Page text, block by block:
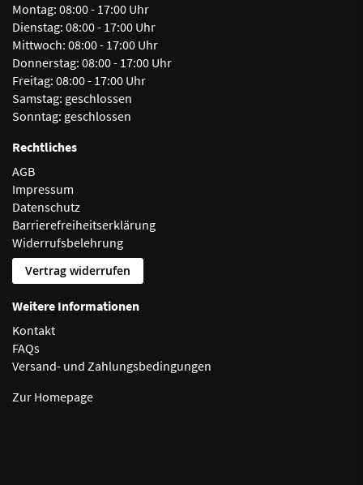
Montag: 08:00 - 17:00 Uhr
Dienstag: 08:00 - 17:00 Uhr
Mittwoch: 08:00 - 17:00 Uhr
Donnerstag: 08:00 - 17:00 Uhr
Freitag: 08:00 - 17:00 Uhr
Samstag: geschlossen
Sonntag: geschlossen
Rechtliches
AGB
Impressum
Datenschutz
Barrierefreiheitserklärung
Widerrufsbelehrung
Vertrag widerrufen
Weitere Informationen
Kontakt
FAQs
Versand- und Zahlungsbedingungen
Zur Homepage